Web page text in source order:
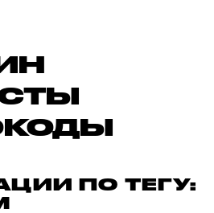
ПО ТЕГУ: